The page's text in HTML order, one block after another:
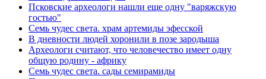
Псковские археологи нашли еще одну "варяжскую
гостью"
Семь чудес света. храм артемиды эфесской
В дневности людей хоронили в позе зародыша
Археологи считают, что человечество имеет одну
общую родину - африку
Семь чудес света. сады семирамиды